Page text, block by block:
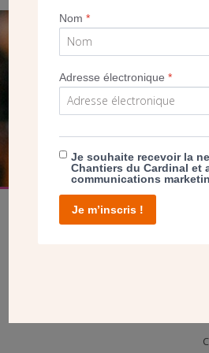
SEUL VOTRE DON
NOUS PERMET D’AGIR
FAIRE UN
Nom*
Adresse électronique*
Je souhaite recevoir la
Chantiers du Cardinal et
communications
Je m’inscris !